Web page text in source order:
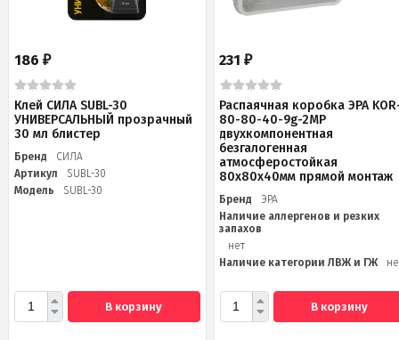
186 ₽
Клей СИЛА SUBL-30
УНИВЕРСАЛЬНЫЙ прозрачный
30 мл блистер
Бренд
СИЛА
Артикул
SUBL-30
Модель
SUBL-30
В корзину
231₽
Распаячная коробка ЭРА
80-80-40-9g-2MP
двухкомпонентная
безгалогенная
атмосферостойкая
80х80х40мм прямой монтаж
Бренд
ЭРА
Наличие аллергенов и резких
запахов
нет
Наличие категории ЛВЖ и ГЖ
В корзину